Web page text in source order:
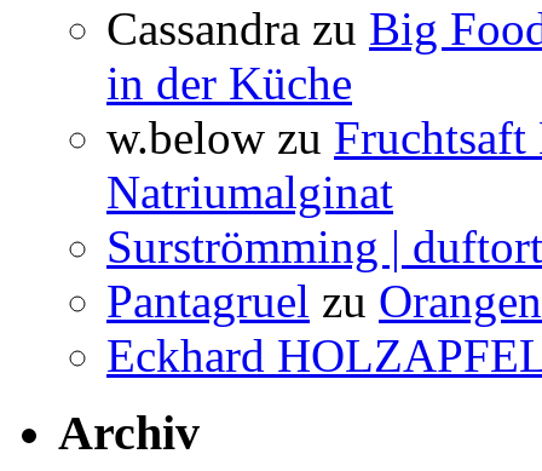
Cassandra zu Big
in der Küche
w.below zu
Natriumalginat
Surströmming |
Pantagruel zu
Eckhard
Archiv